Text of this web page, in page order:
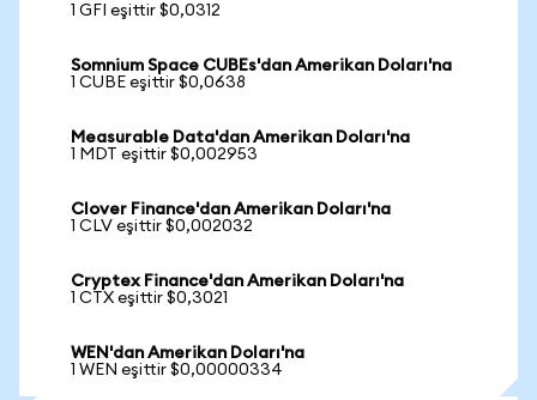
1 GFI eşittir $0,0312
Somnium Space CUBEs'dan Amerikan Doları'na
1 CUBE eşittir $0,0638
Measurable Data'dan Amerikan Doları'na
1 MDT eşittir $0,002953
Clover Finance'dan Amerikan Doları'na
1 CLV eşittir $0,002032
Cryptex Finance'dan Amerikan Doları'na
1 CTX eşittir $0,3021
WEN'dan Amerikan Doları'na
1 WEN eşittir $0,00000334